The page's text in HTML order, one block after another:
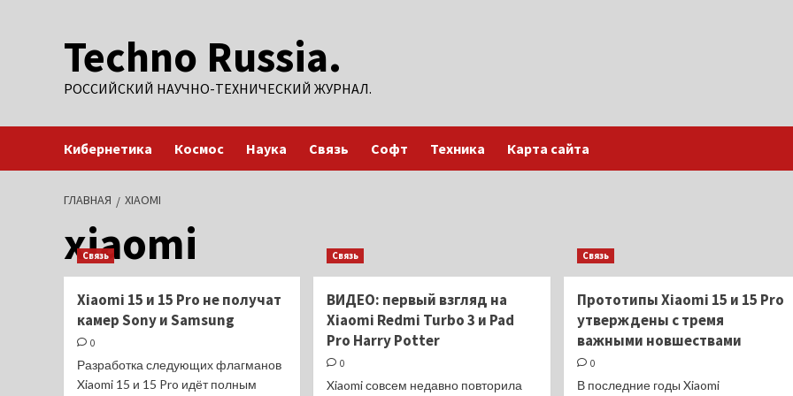
содержимомуTechno Russia.
РОССИЙСКИЙ НАУЧНО-ТЕХНИЧЕСКИЙ ЖУРНАЛ.
Кибернетика Космос Наука Связь Софт Техника Карта сайта
ГЛАВНАЯ XIAOMI
xiaomi
Связь
Xiaomi 15 и 15 Pro не получат
камер Sony и Samsung
0
Разработка следующих флагманов
Xiaomi 15 и 15 Pro идёт полным
Связь
ВИДЕО: первый взгляд на
Xiaomi Redmi Turbo 3 и Pad
Pro Harry Potter
0
Xiaomi совсем недавно повторила
Связь
Прототипы Xiaomi 15 и 15 Pro
утверждены с тремя
важными новшествами
0
В последние годы Xiaomi